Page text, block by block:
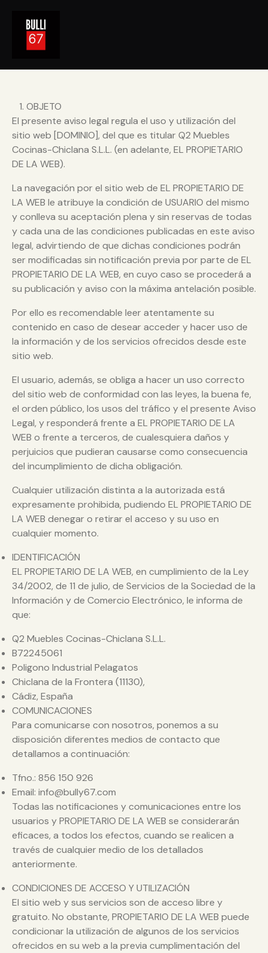
OBJETO
El presente aviso legal regula el uso y utilización del
sitio web [DOMINIO], del que es titular Q2 Muebles
Cocinas-Chiclana S.L.L. (en adelante, EL PROPIETARIO
DE LA WEB).
La navegación por el sitio web de EL PROPIETARIO DE
LA WEB le atribuye la condición de USUARIO del mismo
y conlleva su aceptación plena y sin reservas de todas
y cada una de las condiciones publicadas en este aviso
legal, advirtiendo de que dichas condiciones podrán
ser modificadas sin notificación previa por parte de EL
PROPIETARIO DE LA WEB, en cuyo caso se procederá a
su publicación y aviso con la máxima antelación posible.
Por ello es recomendable leer atentamente su
contenido en caso de desear acceder y hacer uso de
la información y de los servicios ofrecidos desde este
sitio web.
El usuario, además, se obliga a hacer un uso correcto
del sitio web de conformidad con las leyes, la buena fe,
el orden público, los usos del tráfico y el presente Aviso
Legal, y responderá frente a EL PROPIETARIO DE LA
WEB o frente a terceros, de cualesquiera daños y
perjuicios que pudieran causarse como consecuencia
del incumplimiento de dicha obligación.
Cualquier utilización distinta a la autorizada está
expresamente prohibida, pudiendo EL PROPIETARIO DE
LA WEB denegar o retirar el acceso y su uso en
cualquier momento.
IDENTIFICACIÓN
EL PROPIETARIO DE LA WEB, en cumplimiento de la Ley
34/2002, de 11 de julio, de Servicios de la Sociedad de la
Información y de Comercio Electrónico, le informa de
que:
Q2 Muebles Cocinas-Chiclana S.L.L.
B72245061
Poligono Industrial Pelagatos
Chiclana de la Frontera (11130),
Cádiz, España
COMUNICACIONES
Para comunicarse con nosotros, ponemos a su
disposición diferentes medios de contacto que
detallamos a continuación:
Tfno.: 856 150 926
Email: info@bully67.com
Todas las notificaciones y comunicaciones entre los
usuarios y PROPIETARIO DE LA WEB se considerarán
eficaces, a todos los efectos, cuando se realicen a
través de cualquier medio de los detallados
anteriormente.
CONDICIONES DE ACCESO Y UTILIZACIÓN
El sitio web y sus servicios son de acceso libre y
gratuito. No obstante, PROPIETARIO DE LA WEB puede
condicionar la utilización de algunos de los servicios
ofrecidos en su web a la previa cumplimentación del